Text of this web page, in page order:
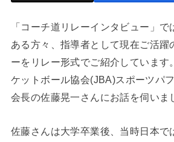
「コーチ道リレーインタビュー」
ある方々、指導者として現在ご活躍
ーをリレー形式でご紹介しています
ケットボール協会(JBA)スポーツパ
会長の佐藤晃一さんにお話を伺いま
佐藤さんは大学卒業後、当時日本で